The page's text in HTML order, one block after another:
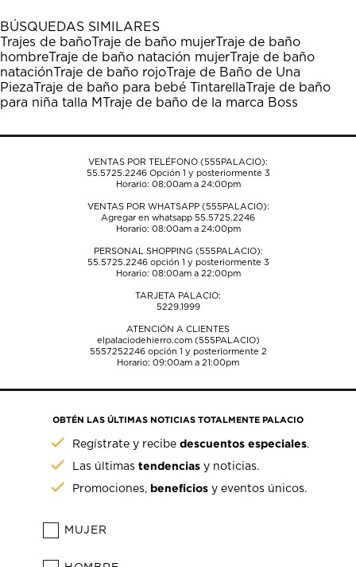
1
estrella
Esta
acción
abrirá
el
formulario
envío.
estrellas.
Esta
acción
abrirá
el
formulario
envío.
estrellas.
Esta
acción
abrirá
el
formulario
envío.
estrellas.
Esta
acción
abrirá
el
formulario
envío.
estrellas.
Esta
acción
abrirá
el
formulario
envío.
BÚSQUEDAS SIMILARES
Trajes de bañoTraje de baño mujerTraje de baño
hombreTraje de baño natación mujerTraje de baño
nataciónTraje de baño rojoTraje de Baño de Una
PiezaTraje de baño para bebé TintarellaTraje de baño
para niña talla M Traje de baño de la marca Boss
VENTAS POR TELÉFONO (555PALACIO):
55.5725.2246Opción 1 y posteriormente 3
Horario: 08:00am a 24:00pm
VENTAS POR WHATSAPP (555PALACIO):
Agregar en whatsapp 55.5725.2246
Horario: 08:00am a 24:00pm
PERSONAL SHOPPING (555PALACIO):
55.5725.2246opción 1 y posteriormente 3
Horario: 08:00am a 22:00pm
TARJETA PALACIO:
5229.1999
ATENCIÓN A CLIENTES
elpalaciodehierro.com (555PALACIO)
5557252246opción 1 y posteriormente 2
Horario: 09:00am a 21:00pm
OBTÉN LAS ÚLTIMAS NOTICIAS TOTALMENTE PALACIO
Regístrate y recibedescuentos especiales.
Las últimastendencias y noticias.
Promociones, beneficios y eventos únicos.
MUJER